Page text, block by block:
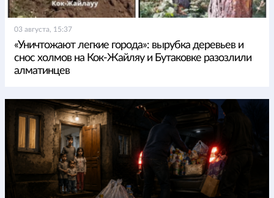
03 августа, 15:37
«Уничтожают легкие города»: вырубка деревьев и
снос холмов на Кок-Жайляу и Бутаковке разозлили
алматинцев